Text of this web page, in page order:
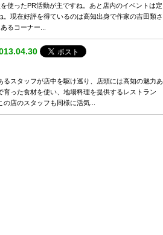
使ったPR活動が主ですね。あと店内のイベントは定
現在好評を得ているのは高知出身で作家の吉田類さ
るコーナー...
スタッフが店中を駆け巡り、店頭には高知の魅力あ
った食材を使い、地場料理を提供するレストラン
店のスタッフも同様に活気...